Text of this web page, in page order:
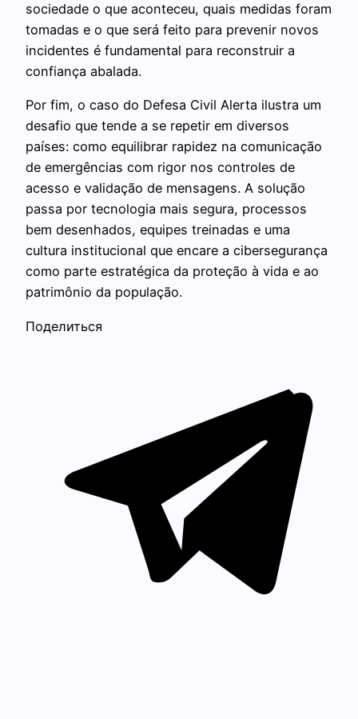
sociedade o que aconteceu, quais medidas foram
tomadas e o que será feito para prevenir novos
incidentes é fundamental para reconstruir a
confiança abalada.
Por fim, o caso do Defesa Civil Alerta ilustra um
desafio que tende a se repetir em diversos
países: como equilibrar rapidez na comunicação
de emergências com rigor nos controles de
acesso e validação de mensagens. A solução
passa por tecnologia mais segura, processos
bem desenhados, equipes treinadas e uma
cultura institucional que encare a cibersegurança
como parte estratégica da proteção à vida e ao
patrimônio da população.
Поделиться